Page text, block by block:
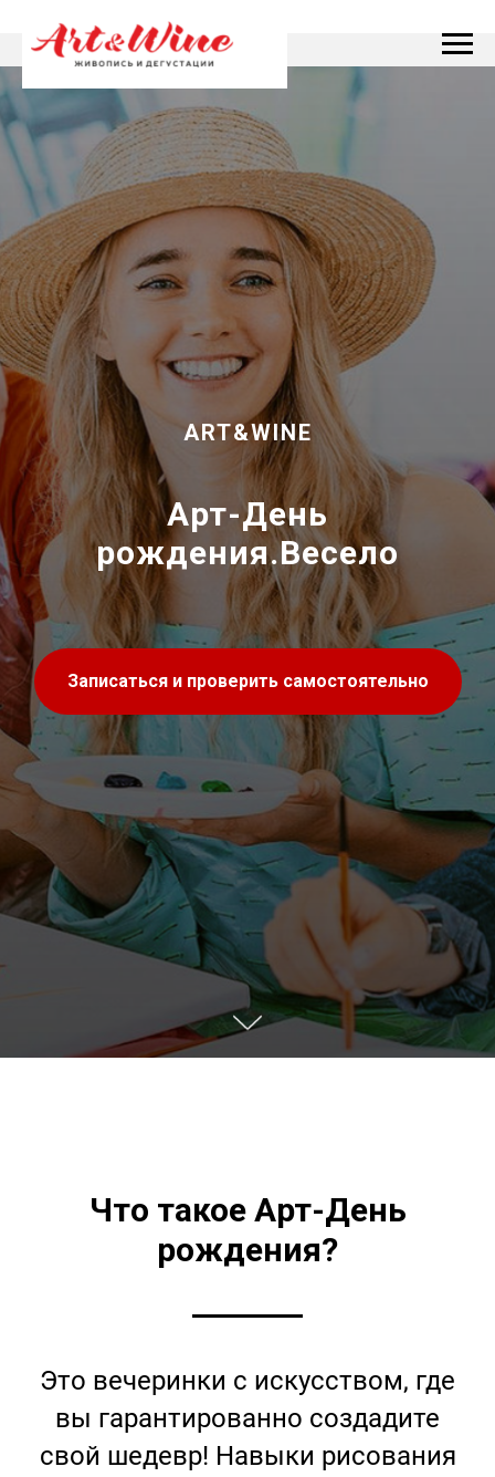
ART&WINE
Арт-День
рождения.Весело
Записаться и проверить самостоятельно
Что такое Арт-День
рождения?
Это вечеринки с искусством, где
вы гарантированно создадите
свой шедевр! Навыки рисования